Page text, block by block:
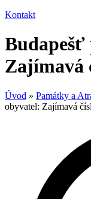
Kontakt
Budapešť
Zajímavá
Úvod » Památky a
obyvatel: Zajímavá